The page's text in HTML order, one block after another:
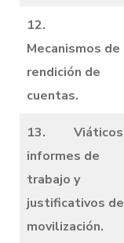
12.
Mecanismos de
rendición de
cuentas.
13. Viáticos
informes de
trabajo y
justificativos de
movilización.